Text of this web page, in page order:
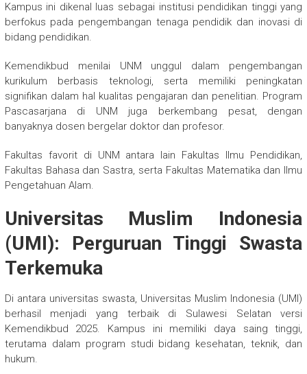
Kampus ini dikenal luas sebagai institusi pendidikan tinggi yang
berfokus pada pengembangan tenaga pendidik dan inovasi di
bidang pendidikan.
Kemendikbud menilai UNM unggul dalam pengembangan
kurikulum berbasis teknologi, serta memiliki peningkatan
signifikan dalam hal kualitas pengajaran dan penelitian. Program
Pascasarjana di UNM juga berkembang pesat, dengan
banyaknya dosen bergelar doktor dan profesor.
Fakultas favorit di UNM antara lain Fakultas Ilmu Pendidikan,
Fakultas Bahasa dan Sastra, serta Fakultas Matematika dan Ilmu
Pengetahuan Alam.
Universitas Muslim Indonesia
(UMI): Perguruan Tinggi Swasta
Terkemuka
Di antara universitas swasta, Universitas Muslim Indonesia (UMI)
berhasil menjadi yang terbaik di Sulawesi Selatan versi
Kemendikbud 2025. Kampus ini memiliki daya saing tinggi,
terutama dalam program studi bidang kesehatan, teknik, dan
hukum.